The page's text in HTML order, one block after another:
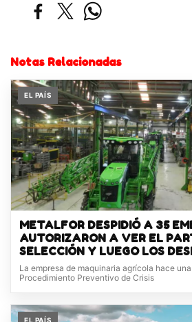
Notas Relacionadas
EL PAÍS
METALFOR DESPIDIÓ A 35
AUTORIZARON A VER EL
SELECCIÓN Y LUEGO LOS
La empresa de maquinaria agrícola hace
Procedimiento Preventivo de Crisis
EL PAÍS